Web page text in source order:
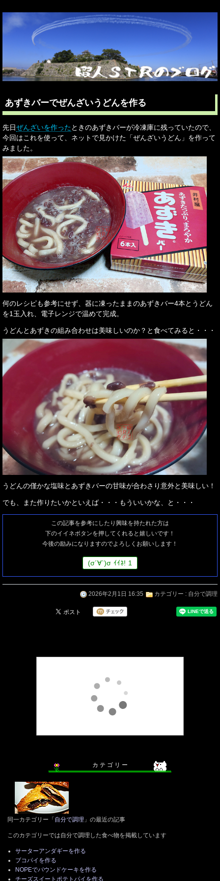
あずきバーでぜんざいうどんを作る
先日ぜんざいを作ったときのあずきバーが冷凍庫に残っていたので、
今回はこれを使って、ネットで見かけた「ぜんざいうどん」を作って
みました。
何のレシピも参考にせず、器に凍ったままのあずきバー4本とうどん
を1玉入れ、電子レンジで温めて完成。
うどんとあずきの組み合わせは美味しいのか？と食べてみると・・・
うどんの僅かな塩味とあずきバーの甘味が合わさり意外と美味しい！
でも、また作りたいかといえば・・・もういいかな、と・・・
この記事を参考にしたり興味を持たれた方は
下のイイネボタンを押してくれると嬉しいです！
今後の励みになりますのでよろしくお願いします！
(σ´∀`)σ ｲｲﾈ! 1
2026年2月1日 16:35 カテゴリー : 自分で調理
カ テ ゴ リ ー
同一カテゴリー「自分で調理 」の最近の記事
このカテゴリーでは自分で調理した食べ物を掲載しています
サーターアンダギーを作る
ブコパイを作る
NOPEでパウンドケーキを作る
チーズスイートポテトパイを作る